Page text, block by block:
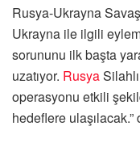
Rusya-Ukrayna
Ukrayna ile ilgili
sorununu ilk başta
uzatıyor. Rusya
operasyonu etkili
hedeflere